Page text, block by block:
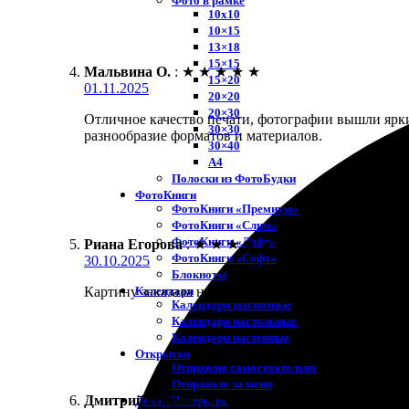
10х10
10×15
13×18
15×15
15×20
20×20
20×30
30×30
30×40
A4
Полоски из ФотоБудки
ФотоКниги
ФотоКниги «Премиум»
ФотоКниги «Слим»
ФотоКниги «Лайт»
ФотоКниги «Софт»
Блокноты
Календари
Календари магнитные
Календари настольные
Календари настенные
Открытки
Отправлю самостоятельно
Отправьте за меня
Декор Интерьера
Мальвина О. : ★ ★ ★ ★ ★
01.11.2025
Отличное качество печати, фотографии вышли
разнообразие форматов и материалов.
Риана Егорова : ★ ★ ★ ★ ★
30.10.2025
Картину заказала на подарок, и осталась
Дмитрий Озеров : ★ ★